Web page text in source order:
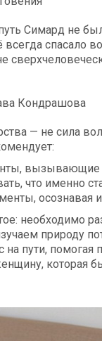
Симард не
всегда спасало
Кондрашова
— не сила
вызывающие
что именно
осознавая
необходимо
природу
пути, помогая
которая